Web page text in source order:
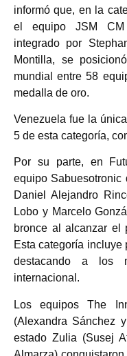
informó que, en la
el equipo JSM CM
integrado por
Montilla, se
mundial entre 58
medalla de oro.
Venezuela fue la
5 de esta categoría,
Por su parte, en
equipo Sabuesotronic
Daniel Alejandro
Lobo y Marcelo
bronce al alcanzar el
Esta categoría incluye
destacando a los
internacional.
Los equipos The
(Alexandra Sánchez
estado Zulia (Susej